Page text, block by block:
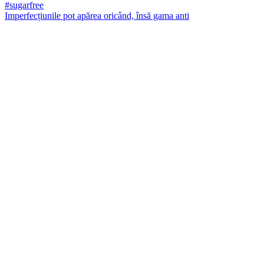
Imperfecțiunile pot apărea oricând, însă gama anti